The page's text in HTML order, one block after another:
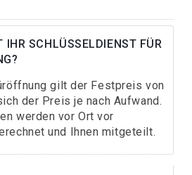
IHR SCHLÜSSELDIENST FÜR
gilt der Festpreis von
der Preis je nach Aufwand.
werden vor Ort vor
und Ihnen mitgeteilt.